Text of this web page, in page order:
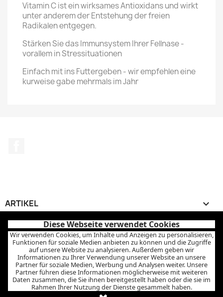
Vitamin C ist ein wirksames Antioxidans und wirkt
unter anderem der Entstehung der freien
Radikalen entgegen.
Stärken Sie das Immunsystem Ihrer Fellnase -
vorallem in Stressituationen
Einfach mit ins Futtergeben - wir empfehlen eine
kurweise gabe mehrmals im Jahr
ARTIKEL 
UNTERNEHMEN 
IHR KONTO 
SHOP-EINSTELLUNGEN keyboard_arrow_down
Diese Webseite verwendet Cookies
Wir verwenden Cookies, um Inhalte und Anzeigen zu personalisieren,
Funktionen für soziale Medien anbieten zu können und die Zugriffe
auf unsere Website zu analysieren. Außerdem geben wir
Informationen zu Ihrer Verwendung unserer Website an unsere
Partner für soziale Medien, Werbung und Analysen weiter. Unsere
Partner führen diese Informationen möglicherweise mit weiteren
Daten zusammen, die Sie ihnen bereitgestellt haben oder die sie im
Rahmen Ihrer Nutzung der Dienste gesammelt haben.